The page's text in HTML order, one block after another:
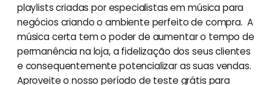
playlists criadas por especialistas em música para
negócios criando o ambiente perfeito de compra. A
música certa tem o poder de aumentar o tempo de
permanência na loja, a fidelização dos seus clientes
e consequentemente potencializar as suas vendas.
Aproveite o nosso período de teste grátis para